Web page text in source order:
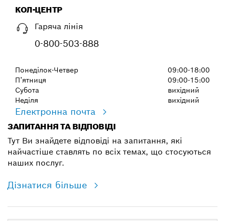
КОЛ-ЦЕНТР
Гаряча лінія
0-800-503-888
Понеділок-Четвер
П’ятниця
Субота
Неділя
09:00-18:00
09:00-15:00
вихідний
вихідний
Електронна почта
ЗАПИТАННЯ ТА ВІДПОВІДІ
Тут Ви знайдете відповіді на запитання, які
найчастіше ставлять по всіх темах, що стосуються
наших послуг.
Дізнатися більше